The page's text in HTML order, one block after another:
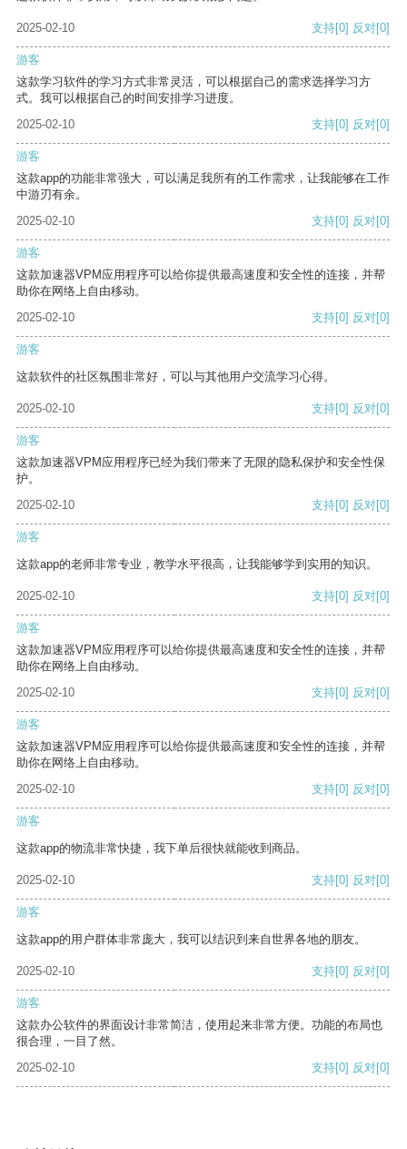
2025-02-10 支持[0] 反对[0]
游客
这款学习软件的学习方式非常灵活，可以根据自己的需求选择学习方
式。我可以根据自己的时间安排学习进度。
2025-02-10
支持[0] 反对[0]
游客
这款app的功能非常强大，可以满足我所有的工作需求，让我能够在工作
中游刃有余。
2025-02-10
支持[0] 反对[0]
游客
这款加速器VPM应用程序可以给你提供最高速度和安全性的连接，并帮
助你在网络上自由移动。
2025-02-10
支持[0] 反对[0]
游客
这款软件的社区氛围非常好，可以与其他用户交流学习心得。
2025-02-10 支持[0] 反对[0]
游客
这款加速器VPM应用程序已经为我们带来了无限的隐私保护和安全性保
护。
2025-02-10
支持[0] 反对[0]
游客
这款app的老师非常专业，教学水平很高，让我能够学到实用的知识。
2025-02-10 支持[0] 反对[0]
游客
这款加速器VPM应用程序可以给你提供最高速度和安全性的连接，并帮
助你在网络上自由移动。
2025-02-10
支持[0] 反对[0]
游客
这款加速器VPM应用程序可以给你提供最高速度和安全性的连接，并帮
助你在网络上自由移动。
2025-02-10
支持[0] 反对[0]
游客
这款app的物流非常快捷，我下单后很快就能收到商品。
2025-02-10 支持[0] 反对[0]
游客
这款app的用户群体非常庞大，我可以结识到来自世界各地的朋友。
2025-02-10 支持[0] 反对[0]
游客
这款办公软件的界面设计非常简洁，使用起来非常方便。功能的布局也
很合理，一目了然。
2025-02-10
支持[0] 反对[0]